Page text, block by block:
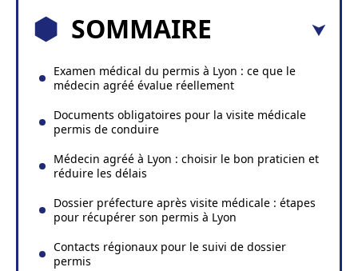
SOMMAIRE
Examen médical du permis à Lyon : ce que le
médecin agréé évalue réellement
Documents obligatoires pour la visite médicale
permis de conduire
Médecin agréé à Lyon : choisir le bon praticien et
réduire les délais
Dossier préfecture après visite médicale : étapes
pour récupérer son permis à Lyon
Contacts régionaux pour le suivi de dossier
permis